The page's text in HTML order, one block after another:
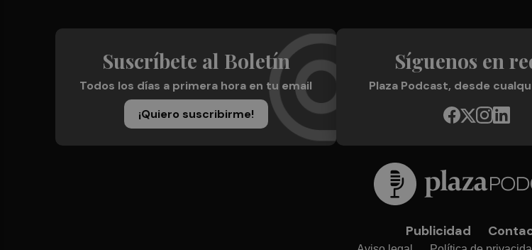
Suscríbete al Boletín
Todos los días a primera hora en tu email
¡Quiero suscribirme!
Síguenos en
Plaza Podcast, desde
Publicidad